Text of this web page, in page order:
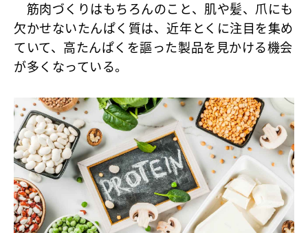
筋肉づくりはもちろんのこと、肌や髪、爪にも
欠かせないたんぱく質は、近年とくに注目を集め
ていて、高たんぱくを謳った製品を見かける機会
が多くなっている。